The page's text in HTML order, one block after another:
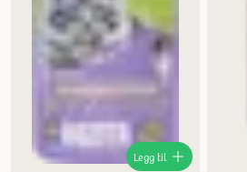
Legg til